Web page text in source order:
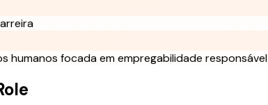
humanos focada em empregabilidade responsável